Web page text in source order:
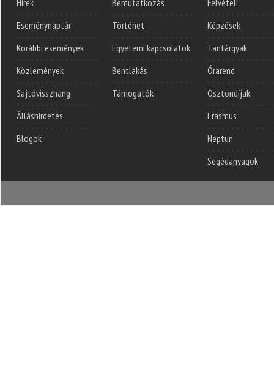
Eseménynaptár
Korábbi események
Közlemények
Sajtóvisszhang
Álláshirdetés
Blogok
Történet
Egyetemi kapcsolatok
Bentlakás
Támogatók
Képzések
Tantárgyak
Órarend
Ösztöndíjak
Erasmus
Neptun
Segédanyagok